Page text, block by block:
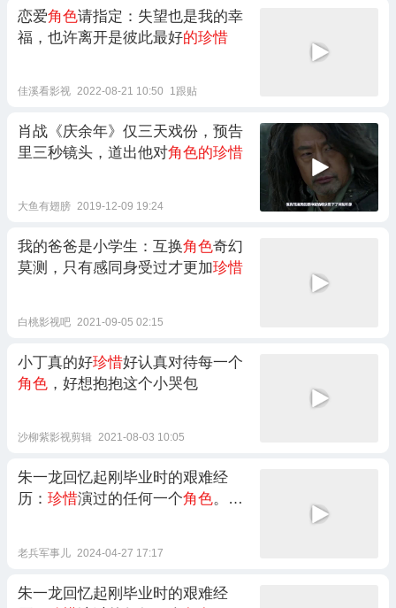
恋爱角色请指定：失望也是我的幸
福，也许离开是彼此最好的珍惜
佳溪看影视 2022-08-21 10:50 1跟贴
肖战《庆余年》仅三天戏份，预告
里三秒镜头，道出他对角色的珍惜
大鱼有翅膀 2019-12-09 19:24
我的爸爸是小学生：互换角色奇幻
莫测，只有感同身受过才更加珍惜
白桃影视吧 2021-09-05 02:15
小丁真的好珍惜好认真对待每一个
角色 ，好想抱抱这个小哭包
沙柳紫影视剪辑 2021-08-03 10:05
朱一龙回忆起刚毕业时的艰难经
历： 珍惜演过的任何一个角色。台
老兵军事儿 2024-04-27 17:17
朱一龙回忆起刚毕业时的艰难经